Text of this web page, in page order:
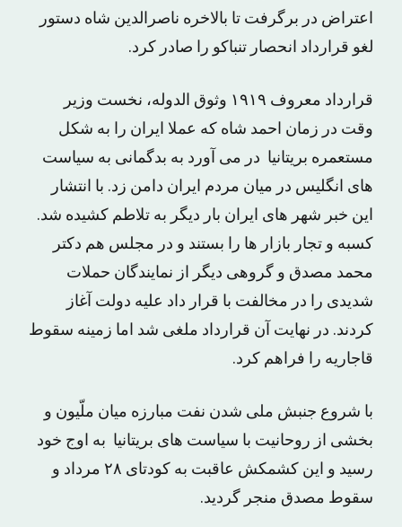
اعتراض در برگرفت تا بالاخره ناصرالدین شاه دستور
لغو قرارداد انحصار تنباکو را صادر کرد.
قرارداد معروف ۱۹۱۹ وثوق الدوله، نخست وزیر
وقت در زمان احمد شاه که عملا ایران را به شکل
مستعمره بریتانیا در می آورد به بدگمانی به سیاست
های انگلیس در میان مردم ایران دامن زد. با انتشار
این خبر شهر های ایران بار دیگر به تلاطم کشیده شد.
کسبه و تجار بازار ها را بستند و در مجلس هم دکتر
محمد مصدق و گروهی دیگر از نمایندگان حملات
شدیدی را در مخالفت با قرار داد علیه دولت آغاز
کردند. در نهایت آن قرارداد ملغی شد اما زمینه سقوط
قاجاریه را فراهم کرد.
با شروع جنبش ملی شدن نفت مبارزه میان ملّیون و
بخشی از روحانیت با سیاست های بریتانیا به اوج خود
رسید و این کشمکش عاقبت به کودتای ۲۸ مرداد و
سقوط مصدق منجر گردید.